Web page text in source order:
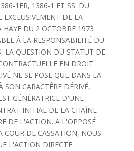
1ER, 1386-1 ET SS. DU
EXCLUSIVEMENT DE LA
DU 2 OCTOBRE 1973
À LA RESPONSABILITÉ DU
LA QUESTION DU STATUT DE
EN DROIT
NE SE POSE QUE DANS LA
SON CARACTÊRE DÉRIVÉ,
GÉNÉRATRICE D'UNE
INITIAL DE LA CHAÎNE
DE L'ACTION. A L'OPPOSÉ
COUR DE CASSATION, NOUS
L'ACTION DIRECTE